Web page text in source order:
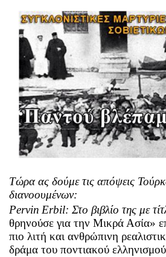
Τώρα ας δούμε τις απόψεις
διανοουμένων:
Pervin Erbil: Στο βιβλίο της με
θρηνούσε για την Μικρά Ασία»
πιο λιτή και ανθρώπινη
δράμα του ποντιακού